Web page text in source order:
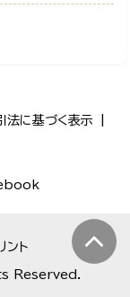
法に基づく表示
ント
Reserved.